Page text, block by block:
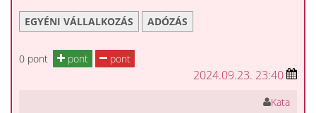
EGYÉNI VÁLLALKOZÁS ADÓZÁS
0 pont pont pont
2024.09.23. 23:40
Kata